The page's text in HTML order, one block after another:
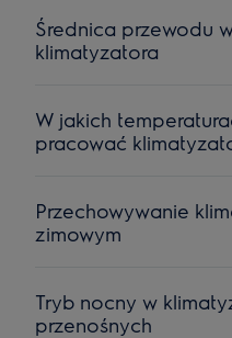
Średnica przewodu
klimatyzatora
W jakich
pracować
Przechowywanie
zimowym
Tryb nocny w
przenośnych